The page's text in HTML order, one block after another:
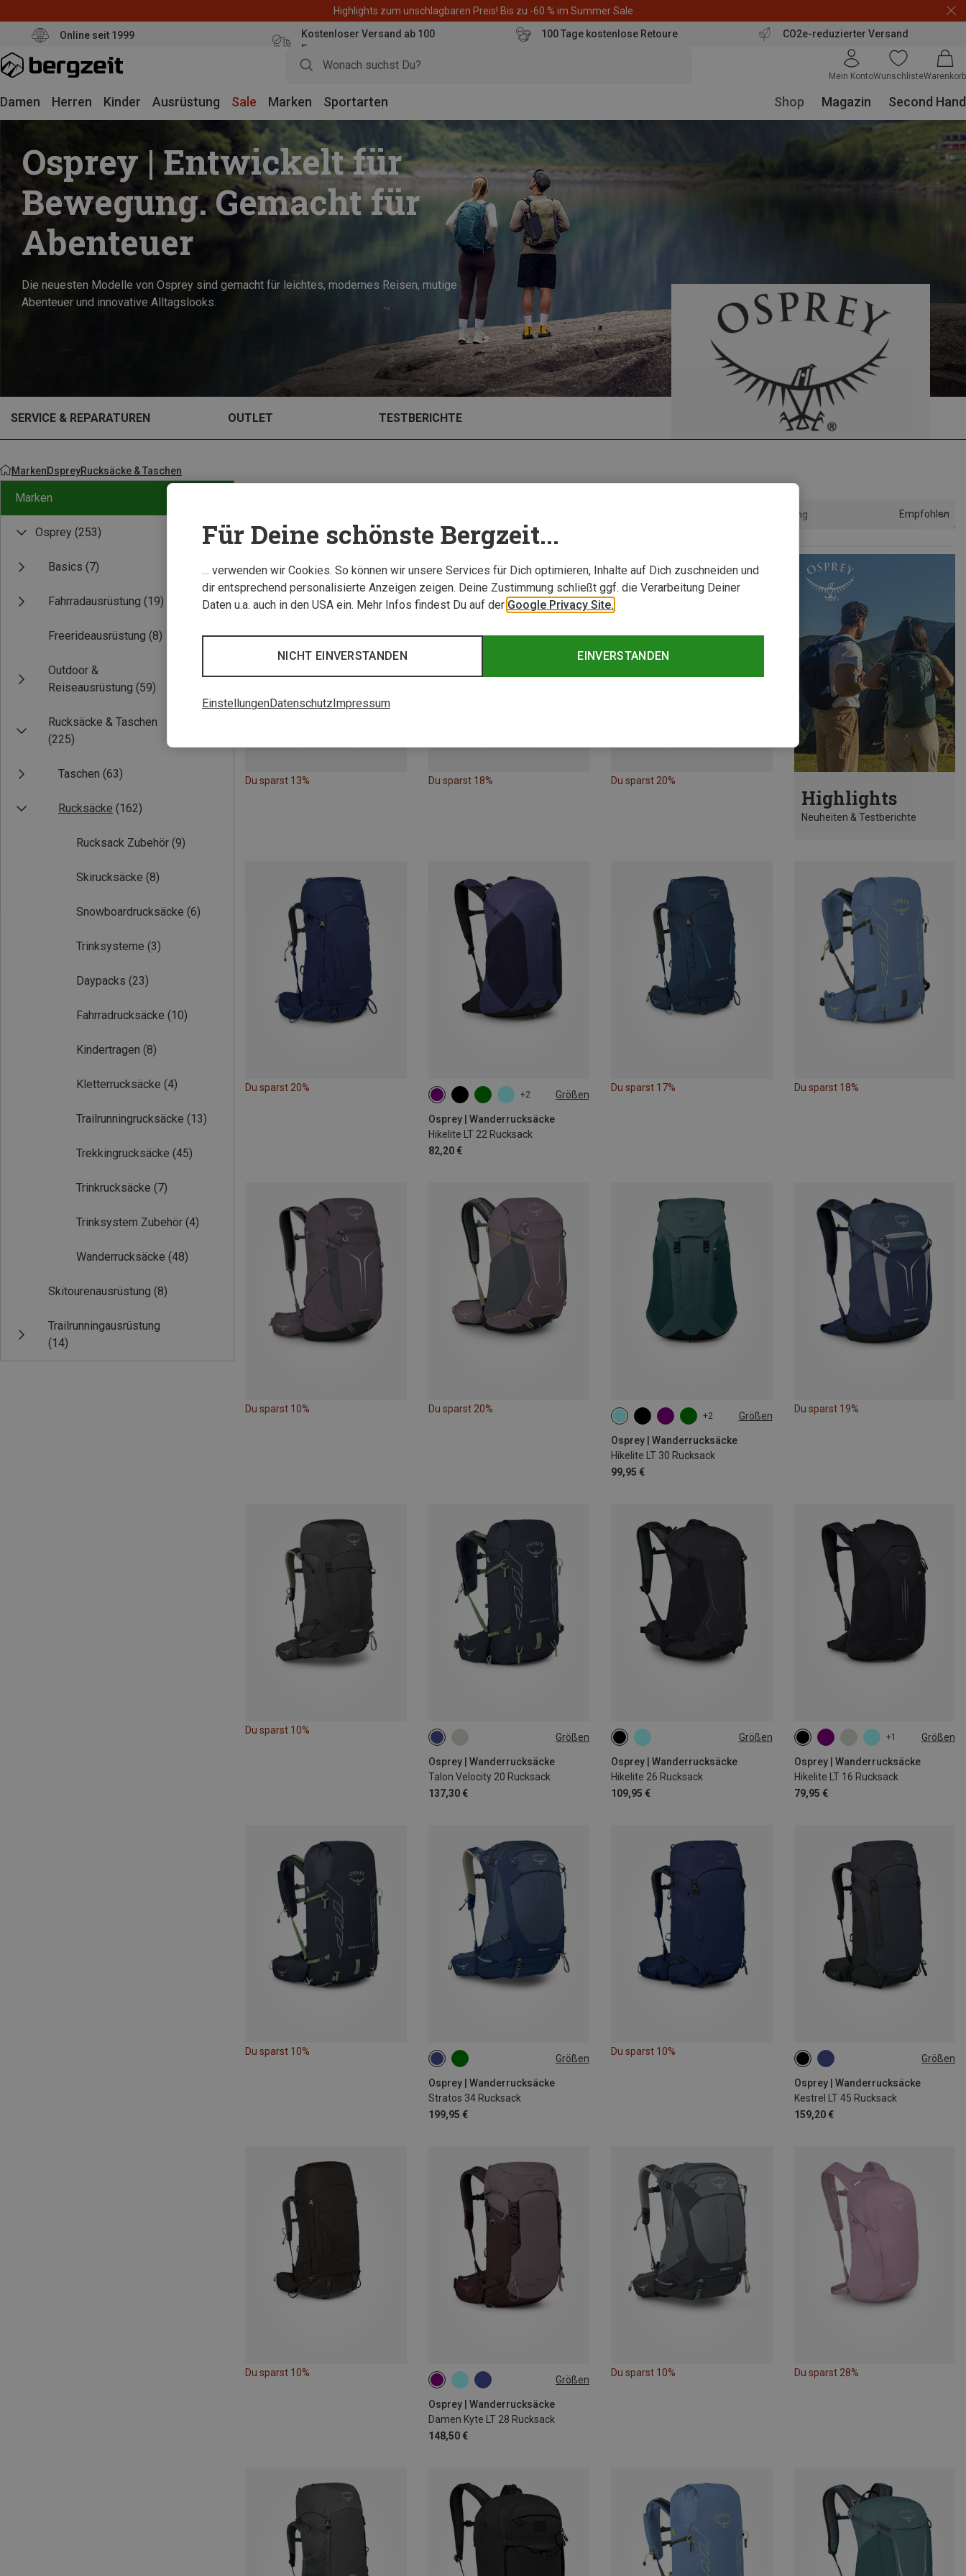
Highlights zum unschlagbaren Preis! Bis zu -60 % im Summer Sale
Online seit 1999
Kostenloser Versand ab 100
Euro
100 Tage kostenlose Retoure CO2e-reduzierter Versand
Mein KontoWunschlisteWarenkorb
Damen Herren Kinder Ausrüstung Sale Marken Sportarten Shop Magazin Second Hand
Osprey | Entwickelt für
Bewegung. Gemacht für
Abenteuer
Die neuesten Modelle von Osprey sind gemacht für leichtes, modernes Reisen, mutige
Abenteuer und innovative Alltagslooks.
SERVICE & REPARATUREN OUTLET TESTBERICHTE
MarkenOspreyRucksäcke & Taschen
Marken
Osprey (253)
Basics (7)
Fahrradausrüstung (19)
Freerideausrüstung (8)
Outdoor &
Reiseausrüstung (59)
Rucksäcke & Taschen
(225)
Taschen (63)
Rucksäcke (162)
Rucksack Zubehör (9)
Skirucksäcke (8)
Snowboardrucksäcke (6)
Trinksysteme (3)
Daypacks (23)
Fahrradrucksäcke (10)
Kindertragen (8)
Kletterrucksäcke (4)
Trailrunningrucksäcke (13)
Trekkingrucksäcke (45)
Trinkrucksäcke (7)
Trinksystem Zubehör (4)
Wanderrucksäcke (48)
Skitourenausrüstung (8)
Trailrunningausrüstung
(14)
Sortierung Empfohlen
Du sparst 13% Du sparst 18% Du sparst 20%
Highlights
Neuheiten & Testberichte
Du sparst 20%
+2 Größen
Osprey | Wanderrucksäcke
Hikelite LT 22 Rucksack
82,20 €
22L
Du sparst 17% Du sparst 18%
Du sparst 10% Du sparst 20%
+2 Größen
Osprey | Wanderrucksäcke
Hikelite LT 30 Rucksack
99,95 €
30L
Du sparst 19%
Du sparst 10%
Größen
Osprey | Wanderrucksäcke
Talon Velocity 20 Rucksack
137,30 €
20L | L-XL Größen
Osprey | Wanderrucksäcke
Hikelite 26 Rucksack
109,95 €
26L
+1 Größen
Osprey | Wanderrucksäcke
Hikelite LT 16 Rucksack
79,95 €
16L
Du sparst 10%
Größen
Osprey | Wanderrucksäcke
Stratos 34 Rucksack
199,95 €
34L
Du sparst 10%
Größen
Osprey | Wanderrucksäcke
Kestrel LT 45 Rucksack
159,20 €
45L
Du sparst 10%
Größen
Osprey | Wanderrucksäcke
Damen Kyte LT 28 Rucksack
148,50 €
28L
Du sparst 10% Du sparst 28%
Für Deine schönste Bergzeit...
… verwenden wir Cookies. So können wir unsere Services für Dich optimieren, Inhalte auf Dich zuschneiden und
dir entsprechend personalisierte Anzeigen zeigen. Deine Zustimmung schließt ggf. die Verarbeitung Deiner
Daten u.a. auch in den USA ein. Mehr Infos findest Du auf der Google Privacy Site.
EINVERSTANDEN
NICHT EINVERSTANDEN
EinstellungenDatenschutzImpressum